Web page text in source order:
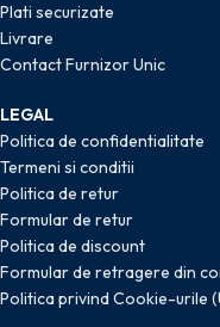
Plati securizate
Livrare
Contact Furnizor Unic
LEGAL
Politica de confidentialitate
Termeni si conditii
Politica de retur
Formular de retur
Politica de discount
Formular de retragere din
Politica privind Cookie-urile